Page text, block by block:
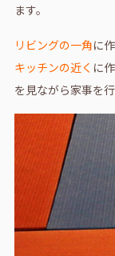
ます。
リビングの一角に
キッチンの近く に
を見ながら家事を行